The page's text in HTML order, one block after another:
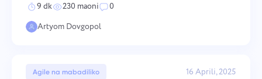
9 dk 230 maoni
0
Artyom Dovgopol
Agile na mabadiliko 16 Aprili, 2025